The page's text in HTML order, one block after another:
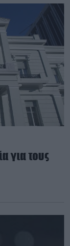
είναι και
ο Φρανσουά
[…]
για τους